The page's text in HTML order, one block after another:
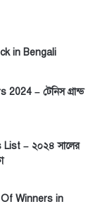
in Bengali
– টেনিস গ্রান্ড
– ২০২৪ সালের
Of Winners in